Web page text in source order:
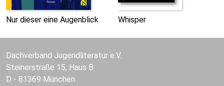
Nur dieser eine Augenblick Whisper
Dachverband Jugendliteratur e.V.
Steinerstraße 15, Haus B
D - 81369 München